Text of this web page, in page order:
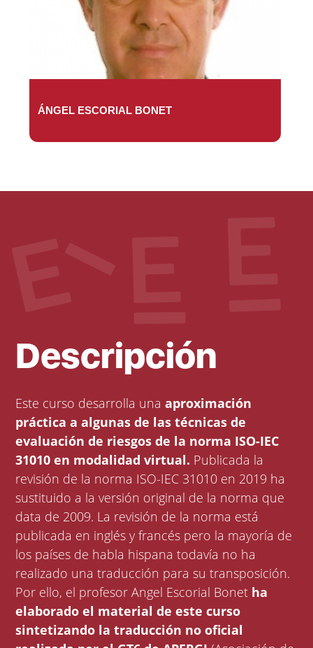
ÁNGEL ESCORIAL BONET
Descripción
Este curso desarrolla unaaproximación
práctica a algunas de las técnicas de
evaluación de riesgos de la norma ISO-IEC
31010 en modalidad virtual. Publicada la
revisión de la norma ISO-IEC 31010 en 2019 ha
sustituido a la versión original de la norma que
data de 2009. La revisión de la norma está
publicada en inglés y francés pero la mayoría de
los países de habla hispana todavía no ha
realizado una traducción para su transposición.
Por ello, el profesor Angel Escorial Bonet ha
elaborado el material de este curso
sintetizando la traducción no oficial